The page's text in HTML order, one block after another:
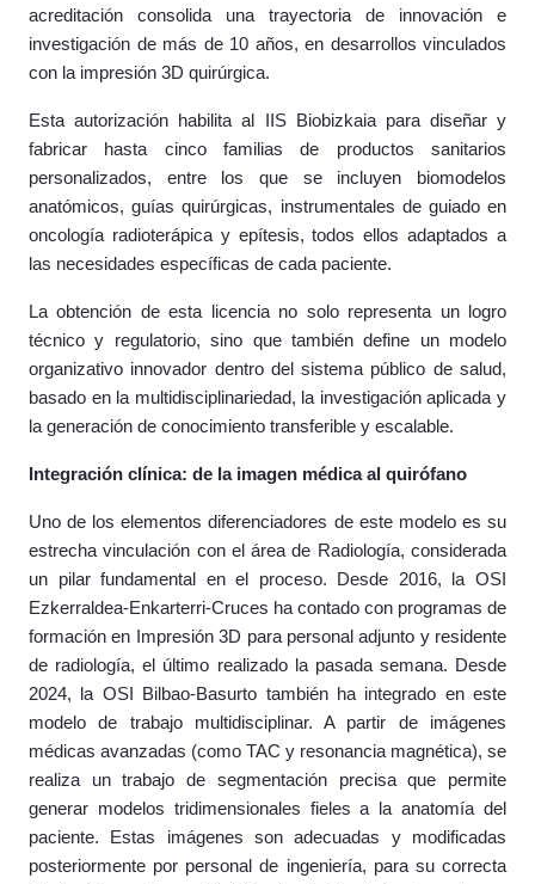
acreditación consolida una trayectoria de innovación e
investigación de más de 10 años, en desarrollos vinculados
con la impresión 3D quirúrgica.
Esta autorización habilita al IIS Biobizkaia para diseñar y
fabricar hasta cinco familias de productos sanitarios
personalizados, entre los que se incluyen biomodelos
anatómicos, guías quirúrgicas, instrumentales de guiado en
oncología radioterápica y epítesis, todos ellos adaptados a
las necesidades específicas de cada paciente.
La obtención de esta licencia no solo representa un logro
técnico y regulatorio, sino que también define un modelo
organizativo innovador dentro del sistema público de salud,
basado en la multidisciplinariedad, la investigación aplicada y
la generación de conocimiento transferible y escalable.
Integración clínica: de la imagen médica al quirófano
Uno de los elementos diferenciadores de este modelo es su
estrecha vinculación con el área de Radiología, considerada
un pilar fundamental en el proceso. Desde 2016, la OSI
Ezkerraldea-Enkarterri-Cruces ha contado con programas de
formación en Impresión 3D para personal adjunto y residente
de radiología, el último realizado la pasada semana. Desde
2024, la OSI Bilbao-Basurto también ha integrado en este
modelo de trabajo multidisciplinar. A partir de imágenes
médicas avanzadas (como TAC y resonancia magnética), se
realiza un trabajo de segmentación precisa que permite
generar modelos tridimensionales fieles a la anatomía del
paciente. Estas imágenes son adecuadas y modificadas
posteriormente por personal de ingeniería, para su correcta